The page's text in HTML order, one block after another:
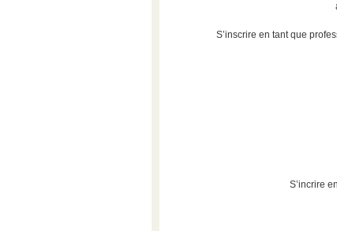
S’inscrire en tant que
S’incrire